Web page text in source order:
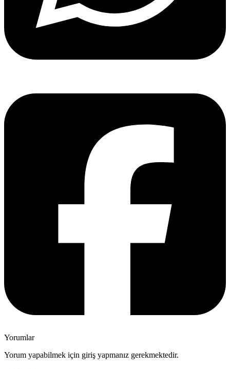
Yorumlar
Yorum yapabilmek için giriş yapmanız gerekmektedir.